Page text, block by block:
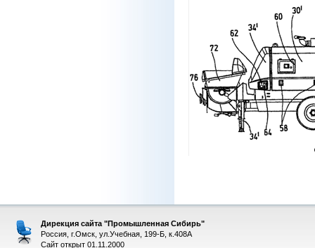
Дирекция сайта "Промышленная Сибирь"
Россия, г.Омск, ул.Учебная, 199-Б, к.408А
Сайт открыт 01.11.2000